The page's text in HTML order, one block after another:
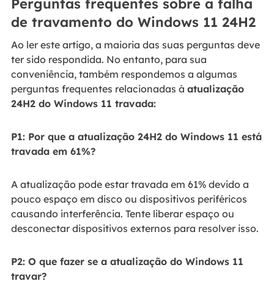
Perguntas frequentes sobre a falha
de travamento do Windows 11 24H2
Ao ler este artigo, a maioria das suas perguntas deve
ter sido respondida. No entanto, para sua
conveniência, também respondemos a algumas
perguntas frequentes relacionadas à atualização
24H2 do Windows 11 travada:
P1: Por que a atualização 24H2 do Windows 11 está
travada em 61%?
A atualização pode estar travada em 61% devido a
pouco espaço em disco ou dispositivos periféricos
causando interferência. Tente liberar espaço ou
desconectar dispositivos externos para resolver isso.
P2: O que fazer se a atualização do Windows 11
travar?